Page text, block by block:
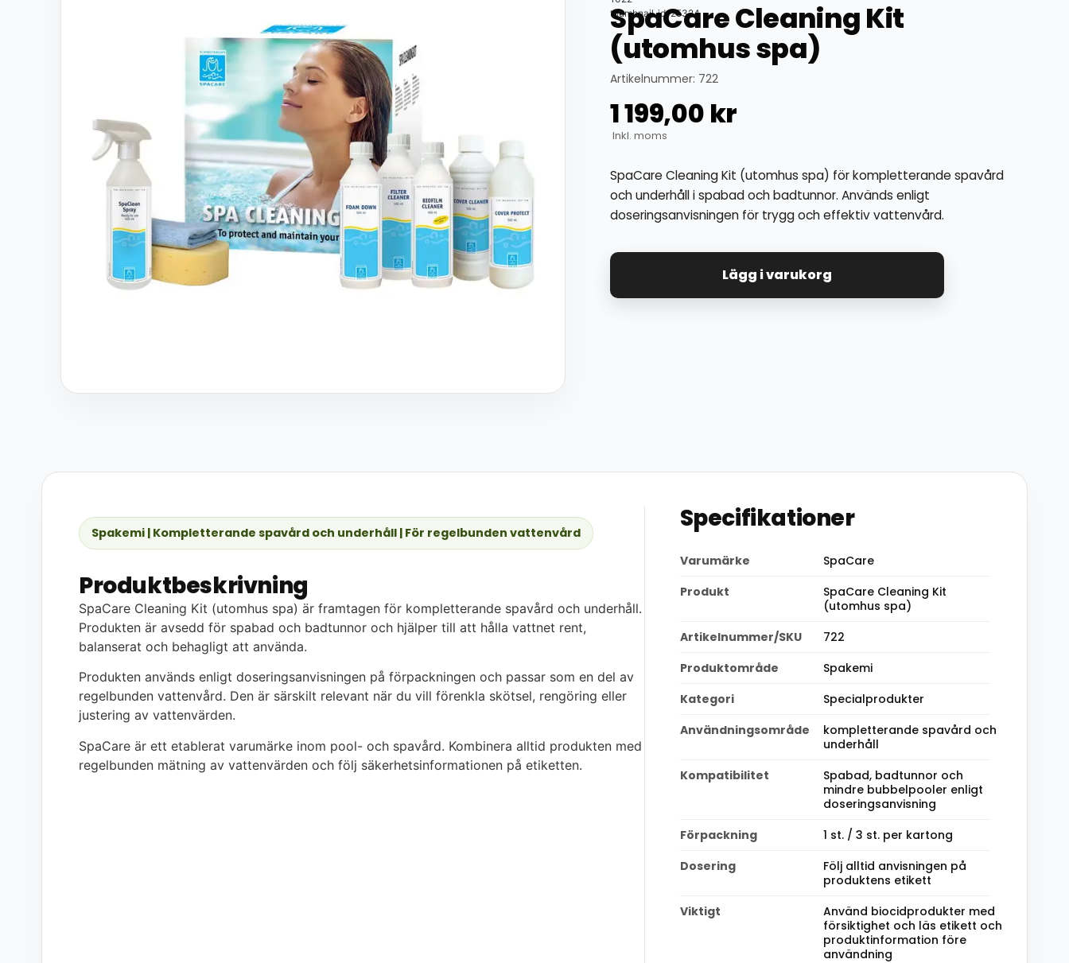
thumbnail_id: 25324
SpaCare Cleaning Kit
(utomhus spa)
Artikelnummer: 722
1 199,00 kr
Inkl. moms
SpaCare Cleaning Kit (utomhus spa) för kompletterande spavård
och underhåll i spabad och badtunnor. Används enligt
doseringsanvisningen för trygg och effektiv vattenvård.
Lägg i varukorg
Spakemi | Kompletterande spavård och underhåll | För regelbunden vattenvård
Produktbeskrivning
SpaCare Cleaning Kit (utomhus spa) är framtagen för kompletterande spavård och underhåll.
Produkten är avsedd för spabad och badtunnor och hjälper till att hålla vattnet rent,
balanserat och behagligt att använda.
Produkten används enligt doseringsanvisningen på förpackningen och passar som en del av
regelbunden vattenvård. Den är särskilt relevant när du vill förenkla skötsel, rengöring eller
justering av vattenvärden.
SpaCare är ett etablerat varumärke inom pool- och spavård. Kombinera alltid produkten med
regelbunden mätning av vattenvärden och följ säkerhetsinformationen på etiketten.
Specifikationer
Varumärke
SpaCare
Produkt
SpaCare Cleaning Kit
(utomhus spa)
Artikelnummer/SKU
722
Produktområde
Spakemi
Kategori
Specialprodukter
Användningsområde
kompletterande spavård och
underhåll
Kompatibilitet
Spabad, badtunnor och
mindre bubbelpooler enligt
doseringsanvisning
Förpackning
1 st. / 3 st. per kartong
Dosering
Följ alltid anvisningen på
produktens etikett
Viktigt
Använd biocidprodukter med
försiktighet och läs etikett och
produktinformation före
användning